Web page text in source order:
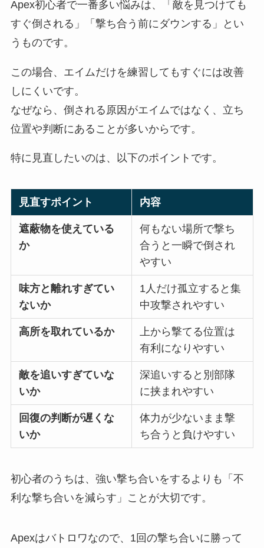
Apex初心者で一番多い悩みは、「敵を見つけても
すぐ倒される」「撃ち合う前にダウンする」とい
うものです。
この場合、エイムだけを練習してもすぐには改善
しにくいです。
なぜなら、倒される原因がエイムではなく、立ち
位置や判断にあることが多いからです。
特に見直したいのは、以下のポイントです。
見直すポイント 内容
遮蔽物を使えている
か
何もない場所で撃ち
合うと一瞬で倒され
やすい
味方と離れすぎてい
ないか
1人だけ孤立すると集
中攻撃されやすい
高所を取れているか
上から撃てる位置は
有利になりやすい
敵を追いすぎていな
いか
深追いすると別部隊
に挟まれやすい
回復の判断が遅くな
いか
体力が少ないまま撃
ち合うと負けやすい
初心者のうちは、強い撃ち合いをするよりも「不
利な撃ち合いを減らす」ことが大切です。
Apexはバトロワなので、1回の撃ち合いに勝って